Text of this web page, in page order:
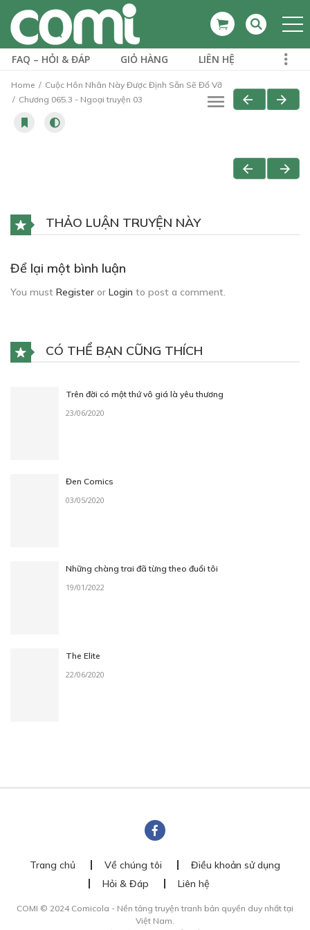
FAQ – HỎI & ĐÁP GIỎ HÀNG LIÊN HỆ
Home
Cuộc Hôn Nhân Này Được Định Sẵn Sẽ Đổ Vỡ
Chương 065.3 - Ngoại truyện 03
THẢO LUẬN TRUYỆN NÀY
Để lại một bình luận
You must Register or Login to post a comment.
CÓ THỂ BẠN CŨNG THÍCH
Trên đời có một thứ vô giá là yêu thương
23/06/2020
Đen Comics
03/05/2020
Những chàng trai đã từng theo đuổi tôi
19/01/2022
The Elite
22/06/2020
Trang chủ Về chúng tôi
Điều khoản sử dụng
Hỏi & Đáp
Liên hệ
COMI © 2024 Comicola - Nền tảng truyện tranh bản quyền duy nhất tại
Việt Nam.